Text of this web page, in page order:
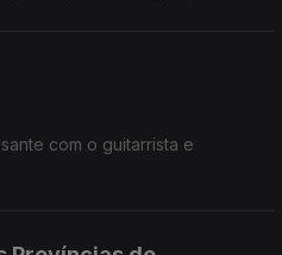
com o guitarrista e